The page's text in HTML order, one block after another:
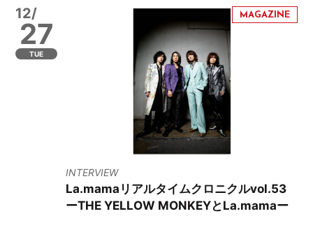
12/
27
TUE
INTERVIEW
La.mamaリアルタイムクロニクルvol.53
ーTHE YELLOW MONKEYとLa.mamaー